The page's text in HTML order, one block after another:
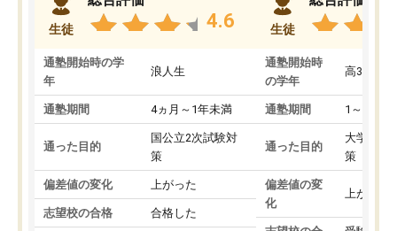
生徒 4.6
通塾開始時の学
年
浪人生
通塾期間 4ヵ月～1年未満
通った目的
国公立2次試験対
策
偏差値の変化 上がった
志望校の合格 合格した
生徒
通塾開始時
の学年
高3
通塾期間 1～3ヵ月
通った目的
大学入学
策
偏差値の変
化
上がった